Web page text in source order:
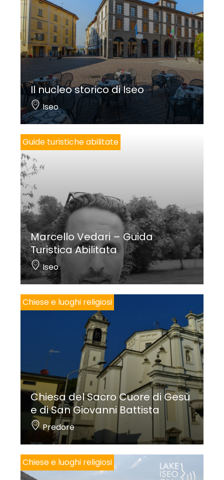
Degli altari laterali va ricordato quello del Rosario
con il trittico della
Madonna del Rosario con i santi
Domenico e Caterina, circondati daiMisteri, al
centro, e iSanti Pietro e Paolo ai lati: nella struttura
arcaica e nella semplicità della cornice il pittore
camuno Giovan Battista Viola vi riprese nel 1651
modelli cinquecenteschi.
Notevole interesse merita la
Madonna col
Bambino e i santi Carlo e Antonio di Padova e
angeliin controfacciata: è una copia della
splendida tela realizzata da Giulio Cesare
Procaccini per Sant’Afra di Brescia intorno al 1615-
1620. Nella parete sinistra la
Madonna col Bambino
dormiente che regge una rosa, è un’allusione alla
Passione di Cristo, realizzata alla metà del ‘600 da
un pittore lombardo ispiratosi a modelli celebri, da
Raffaello a Caravaggio, probabilmente noti da
incisioni.
parrocchiale idipinti murali strappati
Bernardino. In controfacciata la
Madonna col
Bambino con i santi Bernardino e un santo
entro una raffinata inquadratura
architettonica è certamente il dipinto di maggior
qualità: databile intorno al 1482-1483 costituiva
l’immagine dell’altar maggiore fino alla
realizzazione della pala di Flaminio Floriani. Sempre
dalla parete sopra l’altar maggiore provengono
Cristo crocifisso fra san Bernardino e la
Madonna, ilSan Bernardinoe laMadonna col
Bambino e san Bernardino ora nel presbiterio;
Il nucleo storico di Iseo
Iseo
Guide turistiche abilitate
Marcello Vedari – Guida
Turistica Abilitata
Iseo
Chiese e luoghi religiosi
Chiesa del Sacro Cuore di Gesù
e di San Giovanni Battista
Predore
Chiese e luoghi religiosi